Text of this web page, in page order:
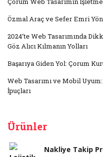
Özmal Araç ve Sefer Emri
2024’te Web Tasarımında
Göz Alıcı Kılmanın Yolları
Başarıya Giden Yol: Çorum
Web Tasarımı ve Mobil
İpuçları
Ürünler
Nakliye Takip